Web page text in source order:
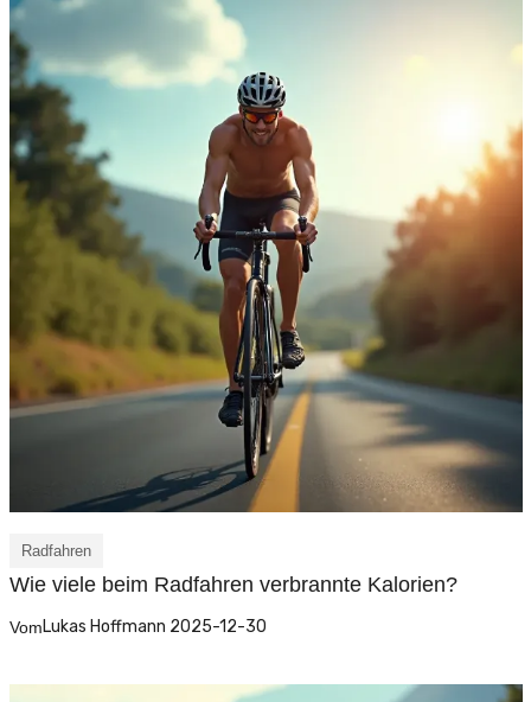
Radfahren
Wie viele beim Radfahren verbrannte Kalorien?
VomLukas Hoffmann 2025-12-30